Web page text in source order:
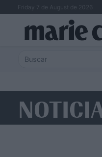
Friday 7 de August de 2026